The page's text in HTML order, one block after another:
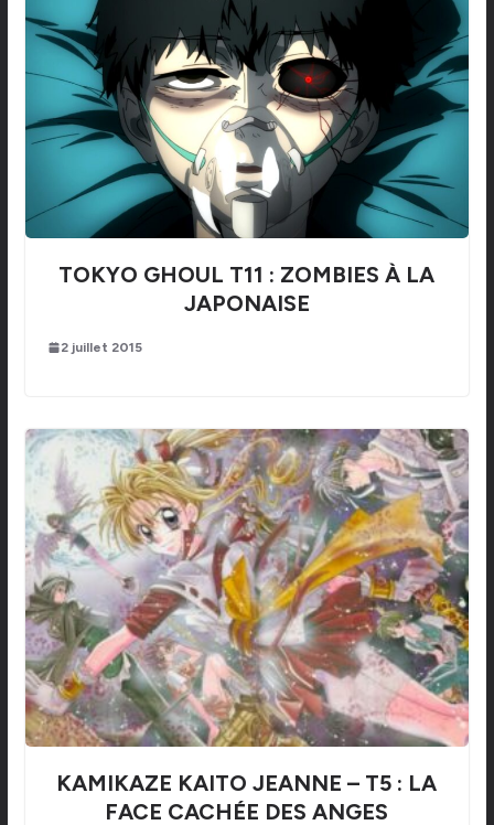
TOKYO GHOUL T11 : ZOMBIES À LA
JAPONAISE
2 juillet 2015
KAMIKAZE KAITO JEANNE – T5 : LA
FACE CACHÉE DES ANGES